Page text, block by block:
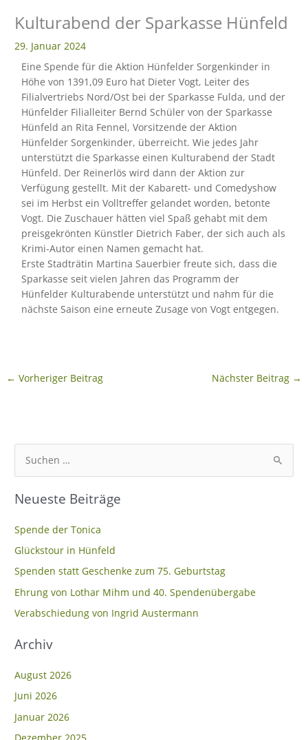
Kulturabend der Sparkasse Hünfeld
29. Januar 2024
Eine Spende für die Aktion Hünfelder Sorgenkinder in
Höhe von 1391,09 Euro hat Dieter Vogt, Leiter des
Filialvertriebs Nord/Ost bei der Sparkasse Fulda, und der
Hünfelder Filialleiter Bernd Schüler von der Sparkasse
Hünfeld an Rita Fennel, Vorsitzende der Aktion
Hünfelder Sorgenkinder, überreicht. Wie jedes Jahr
unterstützt die Sparkasse einen Kulturabend der Stadt
Hünfeld. Der Reinerlös wird dann der Aktion zur
Verfügung gestellt. Mit der Kabarett- und Comedyshow
sei im Herbst ein Volltreffer gelandet worden, betonte
Vogt. Die Zuschauer hätten viel Spaß gehabt mit dem
preisgekrönten Künstler Dietrich Faber, der sich auch als
Krimi-Autor einen Namen gemacht hat.
Erste Stadträtin Martina Sauerbier freute sich, dass die
Sparkasse seit vielen Jahren das Programm der
Hünfelder Kulturabende unterstützt und nahm für die
nächste Saison eine erneute Zusage von Vogt entgegen.
← Vorheriger Beitrag Nächster Beitrag →
u
c
e
n
n
a
c
:
Neueste Beiträge
Spende der Tonica
Glückstour in Hünfeld
Spenden statt Geschenke zum 75. Geburtstag
Ehrung von Lothar Mihm und 40. Spendenübergabe
Verabschiedung von Ingrid Austermann
Archiv
August 2026
Juni 2026
Januar 2026